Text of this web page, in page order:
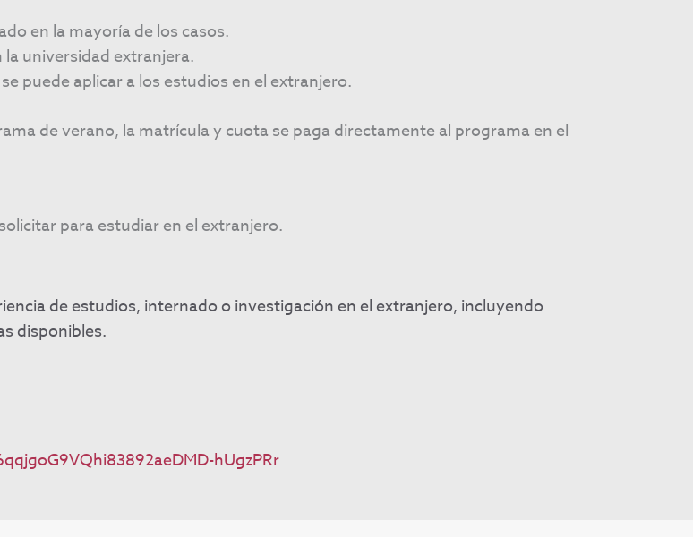
en la mayoría de los casos.
universidad extranjera.
puede aplicar a los estudios en el extranjero.
de verano, la matrícula y cuota se paga directamente al programa en el
para estudiar en el extranjero.
de estudios, internado o investigación en el extranjero, incluyendo
disponibles.
hUgzPRr